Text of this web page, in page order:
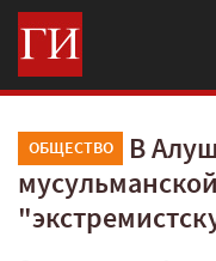
ОБЩЕСТВО
В